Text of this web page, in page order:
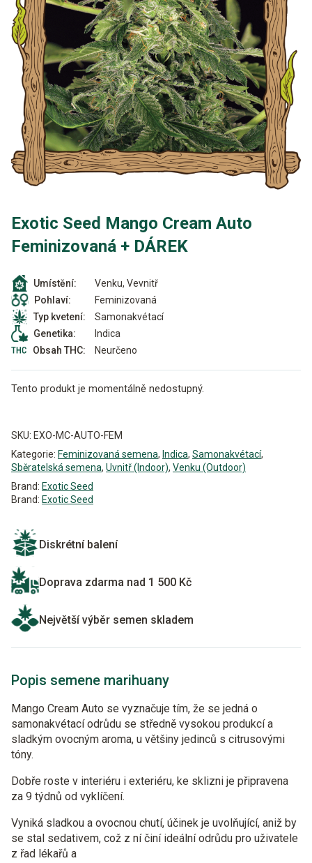
Exotic Seed Mango Cream Auto
Feminizovaná + DÁREK
Umístění:
Venku, Vevnitř
Pohlaví:
Feminizovaná
Typ kvetení:
Samonakvétací
Genetika:
Indica
Obsah THC:
Neurčeno
Tento produkt je momentálně nedostupný.
SKU: EXO-MC-AUTO-FEM
Kategorie: Feminizovaná semena, Indica, Samonakvétací,
Sběratelská semena, Uvnitř (Indoor), Venku (Outdoor)
Brand: Exotic Seed
Brand: Exotic Seed
Diskrétní balení
Doprava zdarma nad 1 500 Kč
Největší výběr semen skladem
Popis semene marihuany
Mango Cream Auto se vyznačuje tím, že se jedná o
samonakvétací odrůdu se středně vysokou produkcí a
sladkým ovocným aroma, u většiny jedinců s citrusovými
tóny.
Dobře roste v interiéru i exteriéru, ke sklizni je připravena
za 9 týdnů od vyklíčení.
Vyniká sladkou a ovocnou chutí, účinek je uvolňující, aniž by
se stal sedativem, což z ní činí ideální odrůdu pro uživatele
z řad lékařů a